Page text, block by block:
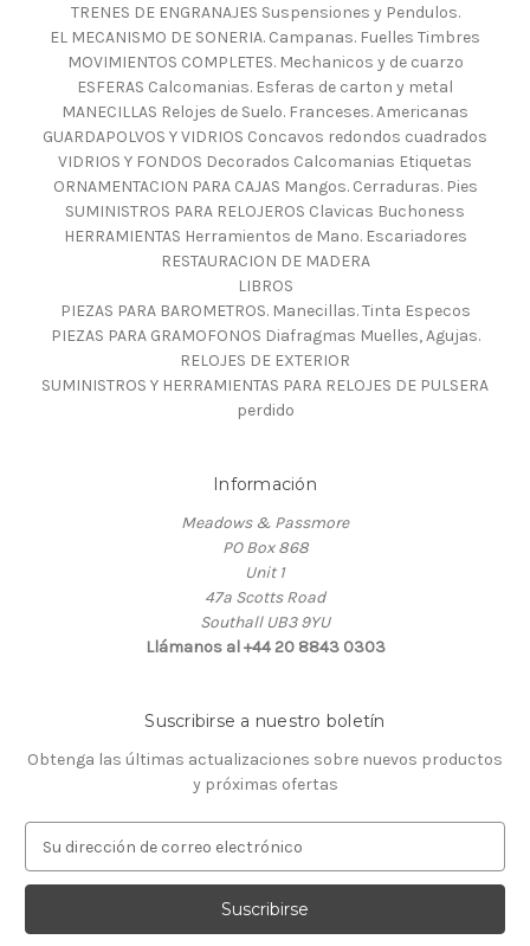
TRENES DE ENGRANAJES Suspensiones y Pendulos.
EL MECANISMO DE SONERIA. Campanas. Fuelles Timbres
MOVIMIENTOS COMPLETES. Mechanicos y de cuarzo
ESFERAS Calcomanias. Esferas de carton y metal
MANECILLAS Relojes de Suelo. Franceses. Americanas
GUARDAPOLVOS Y VIDRIOS Concavos redondos cuadrados
VIDRIOS Y FONDOS Decorados Calcomanias Etiquetas
ORNAMENTACION PARA CAJAS Mangos. Cerraduras. Pies
SUMINISTROS PARA RELOJEROS Clavicas Buchoness
HERRAMIENTAS Herramientos de Mano. Escariadores
RESTAURACION DE MADERA
LIBROS
PIEZAS PARA BAROMETROS. Manecillas. Tinta Especos
PIEZAS PARA GRAMOFONOS Diafragmas Muelles, Agujas.
RELOJES DE EXTERIOR
SUMINISTROS Y HERRAMIENTAS PARA RELOJES DE PULSERA
perdido
Información
Meadows & Passmore
PO Box 868
Unit 1
47a Scotts Road
Southall UB3 9YU
Llámanos al +44 20 8843 0303
Suscribirse a nuestro boletín
Obtenga las últimas actualizaciones sobre nuevos productos
y próximas ofertas
r
c